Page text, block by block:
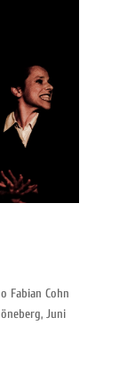
Fabian Cohn
Juni